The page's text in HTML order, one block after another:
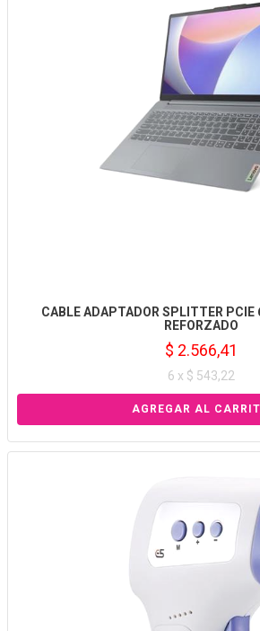
CABLE ADAPTADOR SPLITTER PCIE
REFORZADO
$ 2.566,41
6 x $ 543,22